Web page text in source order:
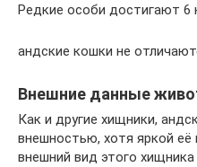
Редкие особи достигают 6
андские кошки не
Внешние данные
Как и другие хищники,
внешностью, хотя яркой её
внешний вид этого